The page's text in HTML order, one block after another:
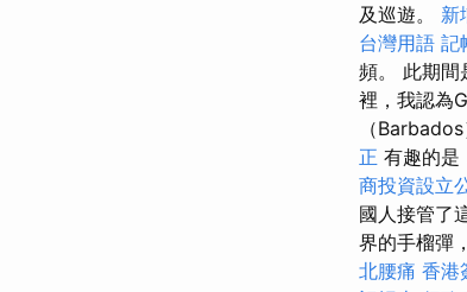
及巡遊。 新
台灣用語 記
頻。 此期間
裡，我認為
（
正 有趣的是
商投資設立
國人接管了
界的手榴彈
北腰痛 香港